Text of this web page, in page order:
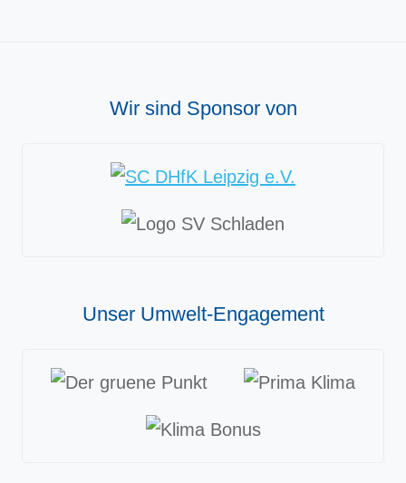
Wir sind Sponsor von
Unser Umwelt-Engagement